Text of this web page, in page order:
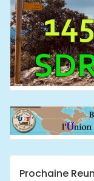
Prochaine